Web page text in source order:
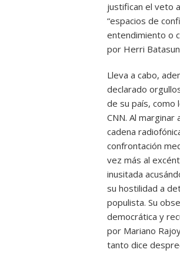
justifican el veto
“espacios de
entendimiento o
por Herri
Lleva a cabo,
declarado
de su país, como
CNN. Al
cadena
confrontación
vez más al
inusitada
su hostilidad a
populista. Su
democrática y
por Mariano
tanto dice